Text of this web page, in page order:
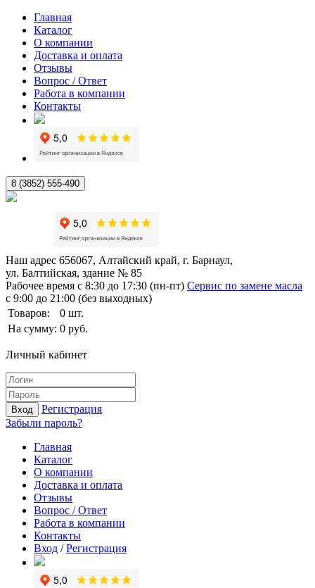
Главная
Каталог
О компании
Доставка и оплата
Отзывы
Вопрос / Ответ
Работа в компании
Контакты
8 (3852) 555-490
Наш адрес 656067, Алтайский край, г. Барнаул,
ул. Балтийская, здание № 85
Рабочее время с 8:30 до 17:30 (пн-пт) Сервис по замене масла
с 9:00 до 21:00 (без выходных)
Товаров:
0 шт.
На сумму: 0 руб.
Личный кабинет
Вход
Регистрация
Забыли пароль?
Главная
Каталог
О компании
Доставка и оплата
Отзывы
Вопрос / Ответ
Работа в компании
Контакты
Вход /Регистрация